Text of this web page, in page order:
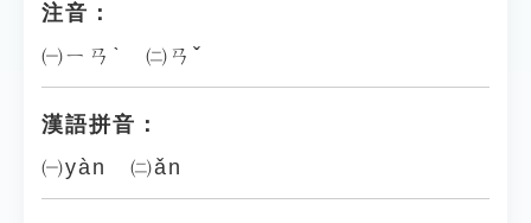
注音：
㈠ㄧㄢˋ ㈡ㄢˇ
漢語拼音：
㈠yàn ㈡ǎn